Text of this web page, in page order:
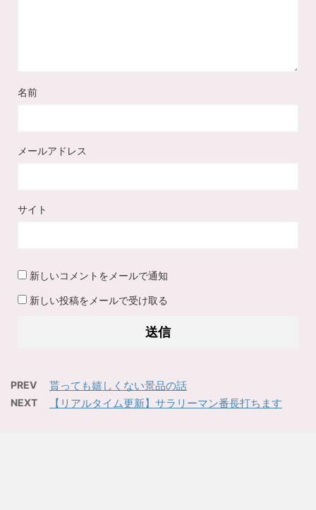
名前
メールアドレス
サイト
新しいコメントをメールで通知
新しい投稿をメールで受け取る
PREV 貰っても嬉しくない景品の話
NEXT 【リアルタイム更新】サラリーマン番長打ちます